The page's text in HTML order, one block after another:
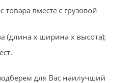
товара вместе с грузовой
(длина x ширина x высота);
для Вас наилучший